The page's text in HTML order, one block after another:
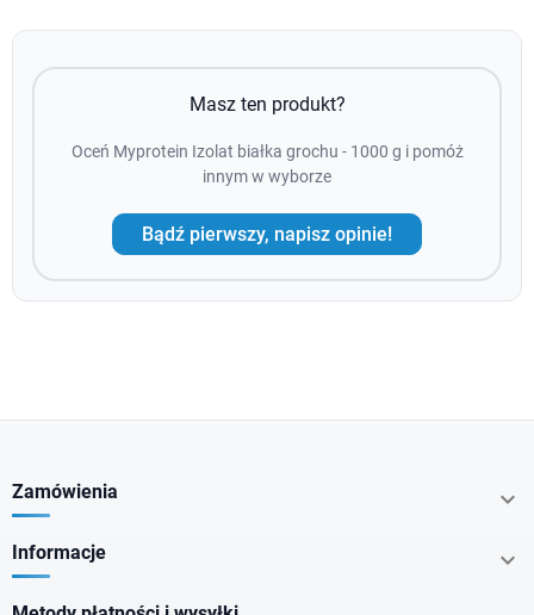
Masz ten produkt?
Oceń Myprotein Izolat białka grochu - 1000 g i pomóż
innym w wyborze
Bądź pierwszy, napisz opinie!
Zamówienia 
Informacje 